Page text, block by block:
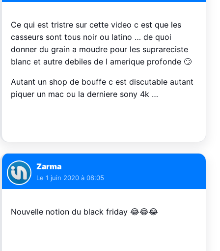
Ce qui est tristre sur cette video c est que les
casseurs sont tous noir ou latino … de quoi
donner du grain a moudre pour les suprareciste
blanc et autre debiles de l amerique profonde 🙄
Autant un shop de bouffe c est discutable autant
piquer un mac ou la derniere sony 4k …
Zarma
Le 1 juin 2020 à 08:05
Nouvelle notion du black friday 😂😂😂